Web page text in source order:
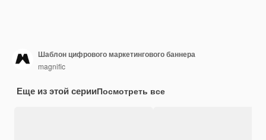
Шаблон цифрового маркетингового баннера
magnific
Еще из этой серииПосмотреть все